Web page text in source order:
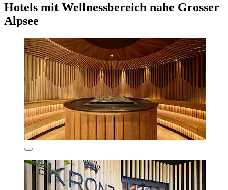
Hotels mit Wellnessbereich nahe Grosser
Alpsee